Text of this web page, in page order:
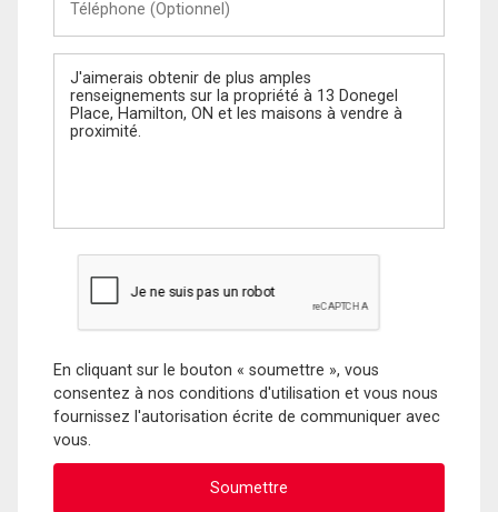
(Optionnel)
Message
En cliquant sur le bouton « soumettre », vous
consentez à nos conditions d'utilisation et vous nous
fournissez l'autorisation écrite de communiquer avec
vous.